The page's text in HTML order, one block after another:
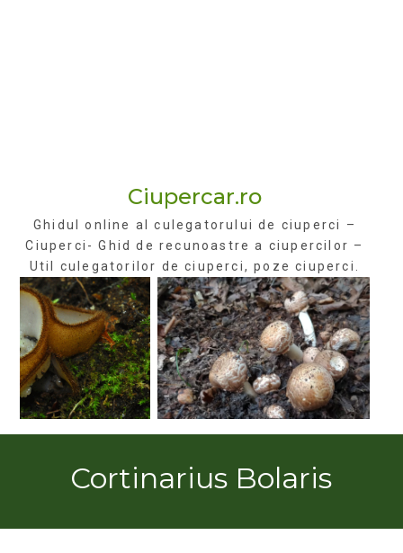
Ciupercar.ro
Ghidul online al culegatorului de ciuperci –
Ciuperci- Ghid de recunoastre a ciupercilor –
Util culegatorilor de ciuperci, poze ciuperci.
Cortinarius Bolaris